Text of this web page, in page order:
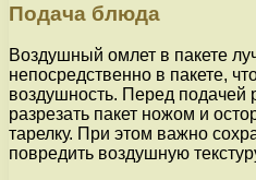
Подача блюда
Воздушный омлет в пакете
непосредственно в пакете,
воздушность. Перед подачей
разрезать пакет ножом и
тарелку. При этом важно
повредить воздушную